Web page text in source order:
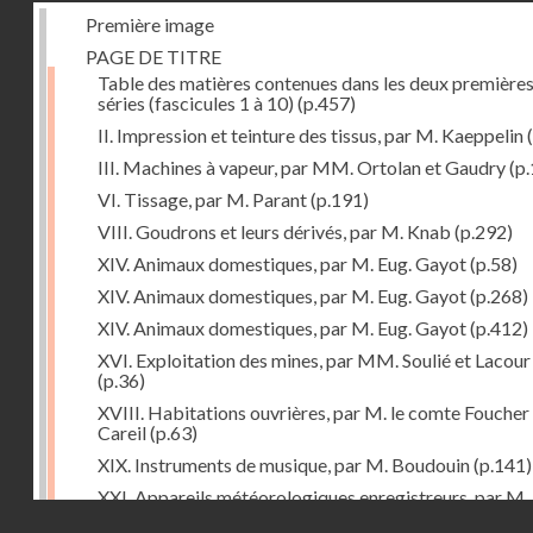
Première image
PAGE DE TITRE
Table des matières contenues dans les deux premières
séries (fascicules 1 à 10) (p.457)
II. Impression et teinture des tissus, par M. Kaeppelin
III. Machines à vapeur, par MM. Ortolan et Gaudry
VI. Tissage, par M. Parant(p.191)
VIII. Goudrons et leurs dérivés, par M. Knab (p.292)
XIV. Animaux domestiques, par M. Eug. Gayot(p.58)
XIV. Animaux domestiques, par M. Eug. Gayot(p.268)
XIV. Animaux domestiques, par M. Eug. Gayot(p.412)
XVI. Exploitation des mines, par MM. Soulié et Lacour
(p.36)
XVIII. Habitations ouvrières, par M. le comte Foucher
Careil(p.63)
XIX. Instruments de musique, par M. Boudouin(p.141)
XXI. Appareils météorologiques enregistreurs, par M.